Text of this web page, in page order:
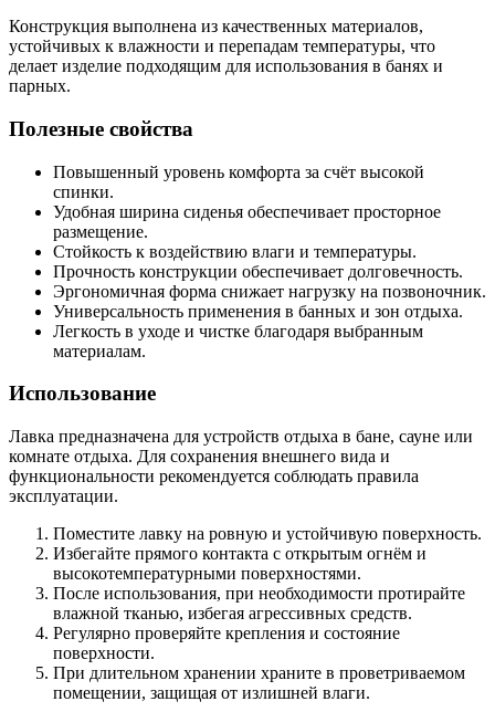
Конструкция выполнена из качественных материалов,
устойчивых к влажности и перепадам температуры, что
делает изделие подходящим для использования в банях и
парных.
Полезные свойства
Повышенный уровень комфорта за счёт высокой
спинки.
Удобная ширина сиденья обеспечивает просторное
размещение.
Стойкость к воздействию влаги и температуры.
Прочность конструкции обеспечивает долговечность.
Эргономичная форма снижает нагрузку на позвоночник.
Универсальность применения в банных и зон отдыха.
Легкость в уходе и чистке благодаря выбранным
материалам.
Использование
Лавка предназначена для устройств отдыха в бане, сауне или
комнате отдыха. Для сохранения внешнего вида и
функциональности рекомендуется соблюдать правила
эксплуатации.
Поместите лавку на ровную и устойчивую поверхность.
Избегайте прямого контакта с открытым огнём и
высокотемпературными поверхностями.
После использования, при необходимости протирайте
влажной тканью, избегая агрессивных средств.
Регулярно проверяйте крепления и состояние
поверхности.
При длительном хранении храните в проветриваемом
помещении, защищая от излишней влаги.